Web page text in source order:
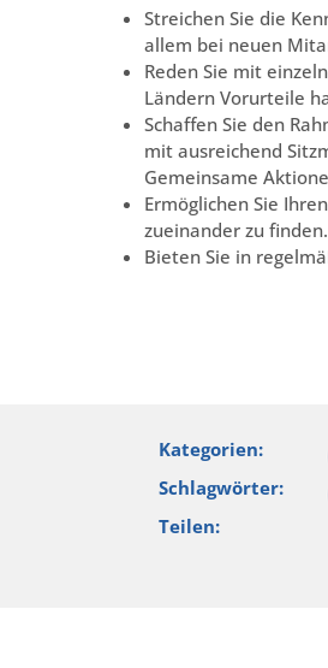
Streichen Sie die
allem bei neuen
Reden Sie mit
Ländern Vorurteile
Schaffen Sie den
mit ausreichend
Gemeinsame
Ermöglichen Sie
zueinander zu finden.
Bieten Sie in
Kategorien:
Schlagwörter:
Teilen: